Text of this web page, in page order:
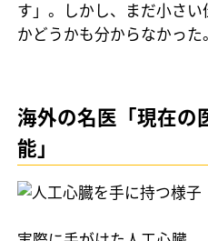
す」。しかし、まだ小さ
かどうかも分からなかった
海外の名医「現在の
能」